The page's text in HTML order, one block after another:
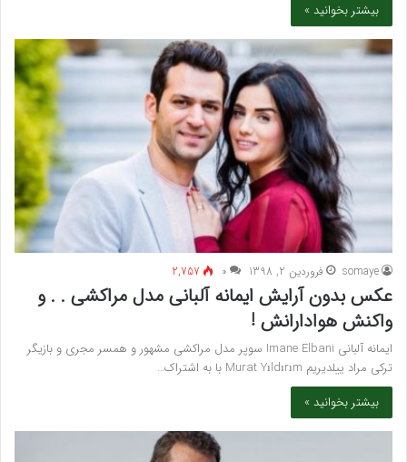
بیشتر بخوانید »
somaye فروردین 2, 1398 ۰ 2,757
عکس بدون آرایش ایمانه آلبانی مدل مراکشی . . و
واکنش هوادارانش !
ایمانه آلبانی Imane Elbani سوپر مدل مراکشی مشهور و همسر مجری و بازیگر
ترکی مراد ییلدیریم Murat Yıldırım با به اشتراک…
بیشتر بخوانید »